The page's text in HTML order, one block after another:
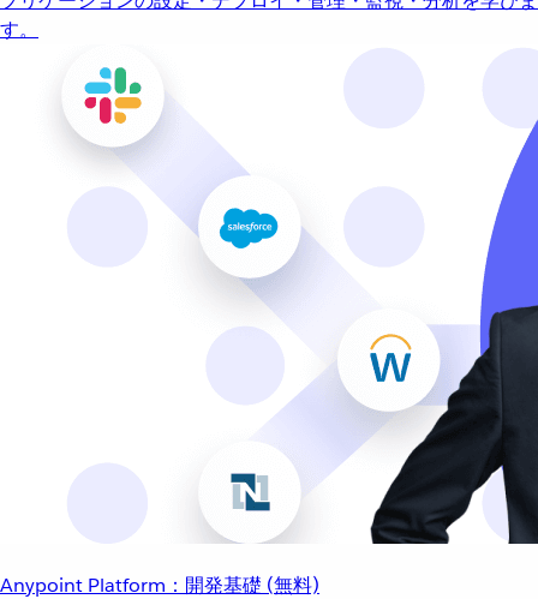
す。
Anypoint Platform：開発基礎 (無料)